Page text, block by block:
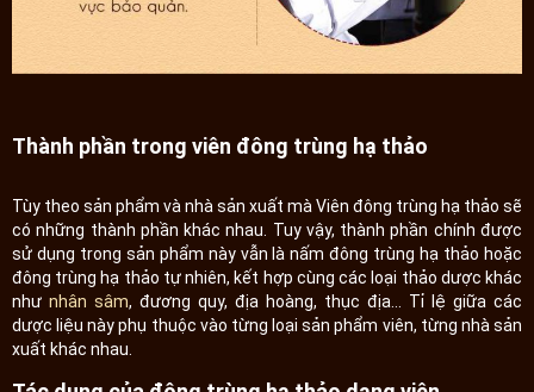
Thành phần trong viên đông trùng hạ thảo
Tùy theo sản phẩm và nhà sản xuất mà Viên đông trùng hạ thảo sẽ
có những thành phần khác nhau. Tuy vậy, thành phần chính được
sử dụng trong sản phẩm này vẫn là nấm đông trùng hạ thảo hoặc
đông trùng hạ thảo tự nhiên, kết hợp cùng các loại thảo dược khác
như nhân sâm, đương quy, địa hoàng, thục địa... Tỉ lệ giữa các
dược liệu này phụ thuộc vào từng loại sản phẩm viên, từng nhà sản
xuất khác nhau.